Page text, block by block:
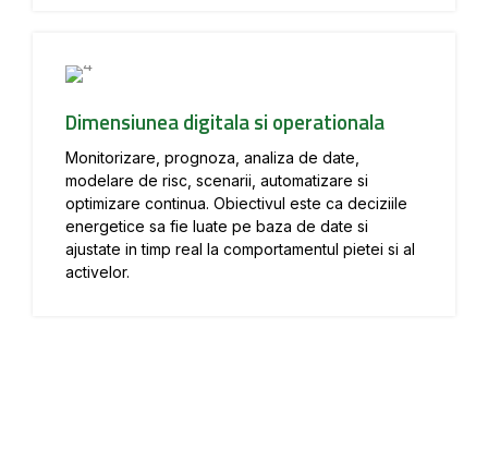
Dimensiunea digitala si operationala
Monitorizare, prognoza, analiza de date,
modelare de risc, scenarii, automatizare si
optimizare continua. Obiectivul este ca deciziile
energetice sa fie luate pe baza de date si
ajustate in timp real la comportamentul pietei si al
activelor.